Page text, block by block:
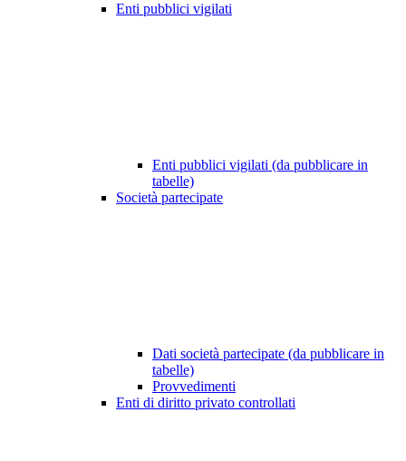
Enti pubblici vigilati
Enti pubblici vigilati (da pubblicare in
tabelle)
Società partecipate
Dati società partecipate (da pubblicare in
tabelle)
Provvedimenti
Enti di diritto privato controllati